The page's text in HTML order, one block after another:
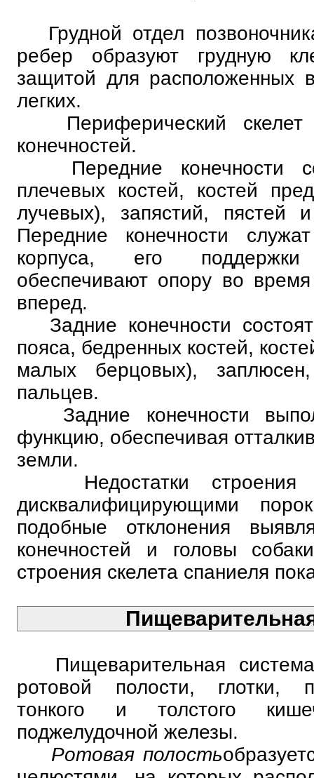
Грудной отдел
ребер образуют грудную
защитой для расположенных
легких.
Периферический скелет
конечностей.
Передние конечности
плечевых костей, костей
лучевых), запястий, пястей
Передние конечности
корпуса, его
обеспечивают опору во
вперед.
Задние конечности состоят
пояса, бедренных костей,
малых берцовых),
пальцев.
Задние конечности
функцию, обеспечивая
земли.
Недостатки строения
дисквалифицирующими
подобные отклонения
конечностей и головы
строения скелета спаниеля
Пищеварительная система
ротовой полости, глотки,
тонкого и толстого
поджелудочной железы.
Ротовая полость